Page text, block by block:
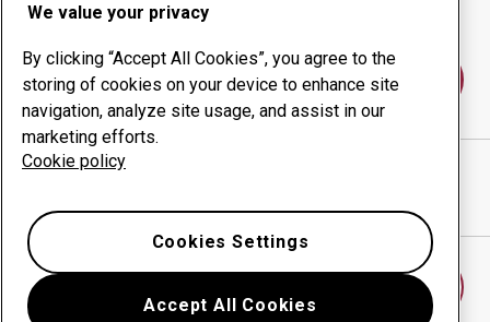
disponibilité
Contactez-nous
SP/F ROCK TRAWLDOORS
We value your privacy
By clicking “Accept All Cookies”, you agree to the
storing of cookies on your device to enhance site
navigation, analyze site usage, and assist in our
marketing efforts.
Cookie policy
Accept All Cookies
Cookies Settings